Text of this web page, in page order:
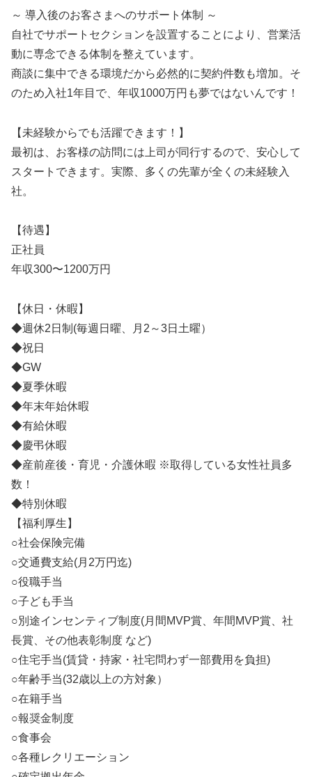
～ 導入後のお客さまへのサポート体制 ～
自社でサポートセクションを設置することにより、営業活
動に専念できる体制を整えています。
商談に集中できる環境だから必然的に契約件数も増加。そ
のため入社1年目で、年収1000万円も夢ではないんです！
【未経験からでも活躍できます！】
最初は、お客様の訪問には上司が同行するので、安心して
スタートできます。実際、多くの先輩が全くの未経験入
社。
【待遇】
正社員
年収300〜1200万円
【休日・休暇】
◆週休2日制(毎週日曜、月2～3日土曜）
◆祝日
◆GW
◆夏季休暇
◆年末年始休暇
◆有給休暇
◆慶弔休暇
◆産前産後・育児・介護休暇 ※取得している女性社員多
数！
◆特別休暇
【福利厚生】
○社会保険完備
○交通費支給(月2万円迄)
○役職手当
○子ども手当
○別途インセンティブ制度(月間MVP賞、年間MVP賞、社
長賞、その他表彰制度 など)
○住宅手当(賃貸・持家・社宅問わず一部費用を負担)
○年齢手当(32歳以上の方対象）
○在籍手当
○報奨金制度
○食事会
○各種レクリエーション